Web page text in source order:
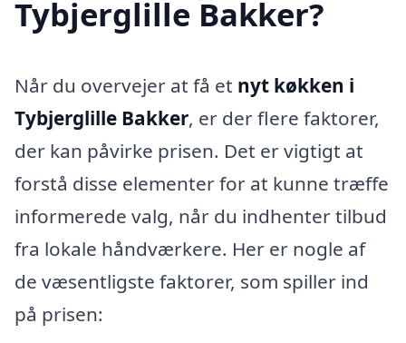
Tybjerglille Bakker?
Når du overvejer at få et nyt køkken i
Tybjerglille Bakker, er der flere faktorer,
der kan påvirke prisen. Det er vigtigt at
forstå disse elementer for at kunne træffe
informerede valg, når du indhenter tilbud
fra lokale håndværkere. Her er nogle af
de væsentligste faktorer, som spiller ind
på prisen: